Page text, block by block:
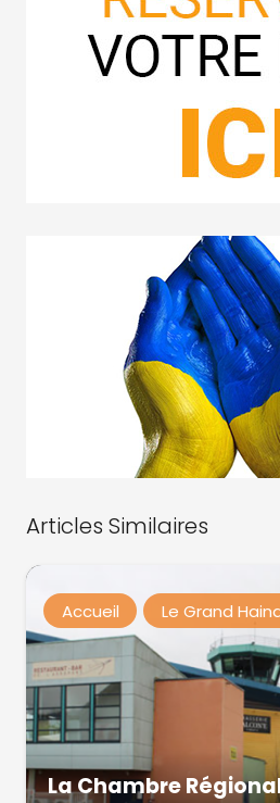
Articles Similaires
Accueil Le Grand
La Chambre